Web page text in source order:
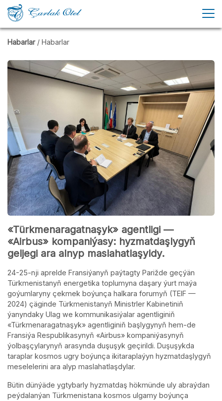
Habarlar / Habarlar
«Türkmenaragatnaşyk» agentligi —
«Airbus» kompaniýasy: hyzmatdaşlygyň
geljegi ara alnyp maslahatlaşyldy.
24-25-nji aprelde Fransiýanyň paýtagty Parižde geçýän
Türkmenistanyň energetika toplumyna daşary ýurt maýa
goýumlaryny çekmek boýunça halkara forumyň (TEIF —
2024) çäginde Türkmenistanyň Ministrler Kabinetiniň
ýanyndaky Ulag we kommunikasiýalar agentliginiň
«Türkmenaragatnaşyk» agentliginiň başlygynyň hem-de
Fransiýa Respublikasynyň «Airbus» kompaniýasynyň
ýolbaşçylarynyň arasynda duşuşyk geçirildi. Duşuşykda
taraplar kosmos ugry boýunça ikitaraplaýyn hyzmatdaşlygyň
meselelerini ara alyp maslahatlaşdylar.
Bütin dünýäde ygtybarly hyzmatdaş hökmünde uly abraýdan
peýdalanýan Türkmenistana kosmos ulgamy boýunça